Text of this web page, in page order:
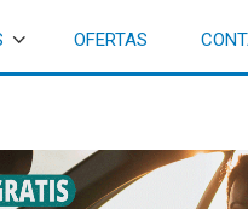
OFERTAS